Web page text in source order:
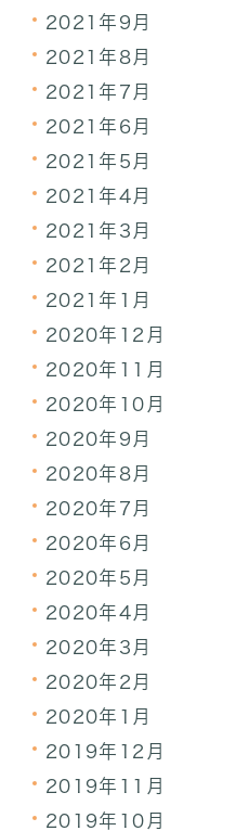
2021年9月
2021年8月
2021年7月
2021年6月
2021年5月
2021年4月
2021年3月
2021年2月
2021年1月
2020年12月
2020年11月
2020年10月
2020年9月
2020年8月
2020年7月
2020年6月
2020年5月
2020年4月
2020年3月
2020年2月
2020年1月
2019年12月
2019年11月
2019年10月